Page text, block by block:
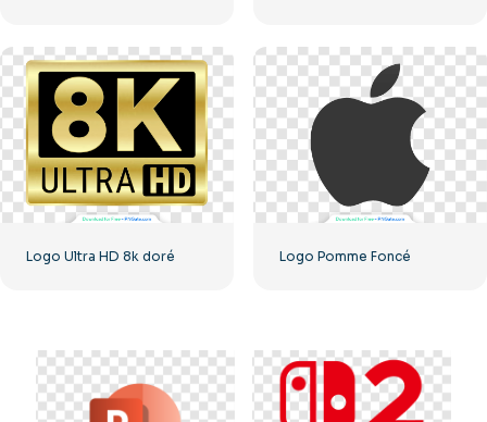
Logo Ultra HD 8k doré Logo Pomme Foncé